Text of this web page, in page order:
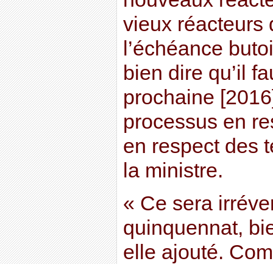
vieux réacteurs
l’échéance
bien dire qu’il
prochaine
processus en
en respect des
la ministre.
« Ce sera
quinquennat,
elle ajouté.